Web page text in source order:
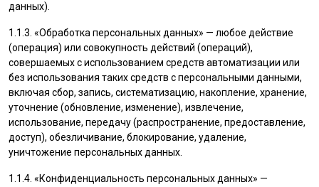
данных).
1.1.3. «Обработка персональных данных» — любое действие
(операция) или совокупность действий (операций),
совершаемых с использованием средств автоматизации или
без использования таких средств с персональными данными,
включая сбор, запись, систематизацию, накопление, хранение,
уточнение (обновление, изменение), извлечение,
использование, передачу (распространение, предоставление,
доступ), обезличивание, блокирование, удаление,
уничтожение персональных данных.
1.1.4. «Конфиденциальность персональных данных» —